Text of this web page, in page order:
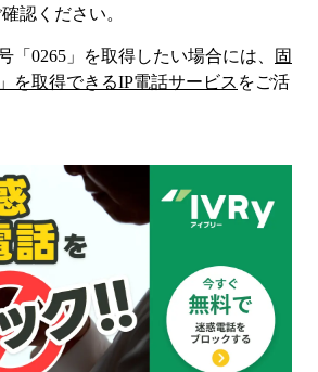
認ください。
「 0265 」を取得したい場合には、
固
」を取得できるIP電話サービス をご活